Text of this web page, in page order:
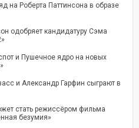
на Роберта Паттинсона в образе
одобряет кандидатуру Сэма
и Пушечное ядро на новых
и Александр Гарфин сыграют в
стать режиссёром фильма
безумия»